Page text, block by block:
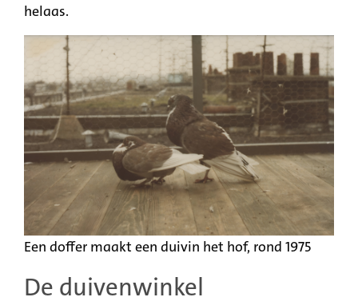
helaas.
Een doffer maakt een duivin het hof, rond 1975
De duivenwinkel